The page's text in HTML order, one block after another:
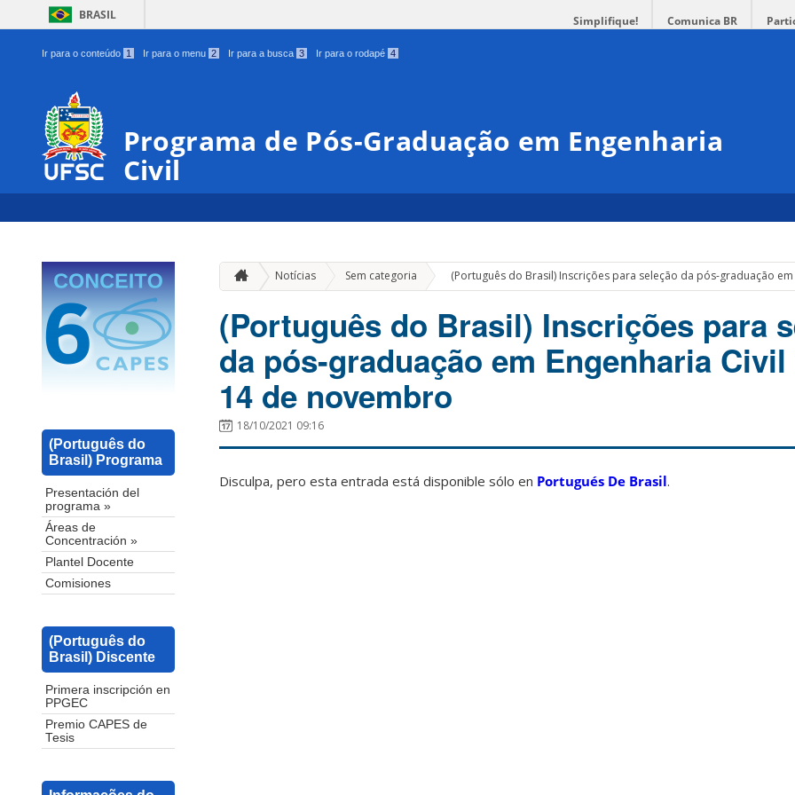
BRASIL Simplifique! Comunica BR
Ir para o conteúdo 1 Ir para o menu 2 Ir para a busca 3 Ir para o rodapé 4
Programa de Pós-Graduação em Engenharia
Civil
(Português do
Brasil) Programa
Presentación del
programa »
Áreas de
Concentración »
Plantel Docente
Comisiones
(Português do
Brasil) Discente
Primera inscripción en
PPGEC
Premio CAPES de
Tesis
Notícias Sem categoria » (Português do Brasil) Inscrições para seleção da pós-graduação em
(Português do Brasil) Inscrições para
da pós-graduação em Engenharia Civil
14 de novembro
18/10/2021 09:16
Disculpa, pero esta entrada está disponible sólo en Portugués De Brasil.